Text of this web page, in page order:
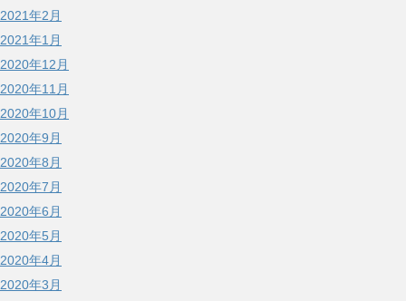
2021年2月
2021年1月
2020年12月
2020年11月
2020年10月
2020年9月
2020年8月
2020年7月
2020年6月
2020年5月
2020年4月
2020年3月